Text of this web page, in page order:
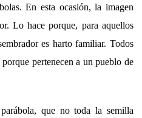
En esta ocasión, la imagen
Lo hace porque, para aquellos
es harto familiar. Todos
pertenecen a un pueblo de
que no toda la semilla